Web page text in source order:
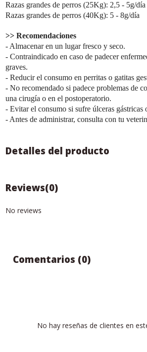
Razas grandes de perros (25Kg): 2,5 - 5g/día
Razas grandes de perros (40Kg): 5 - 8g/día
>> Recomendaciones
- Almacenar en un lugar fresco y seco.
- Contraindicado en caso de padecer
graves.
- Reducir el consumo en perritas o gatitas
- No recomendado si padece problemas de
una cirugía o en el postoperatorio.
- Evitar el consumo si sufre úlceras gástricas
- Antes de administrar, consulta con tu
Detalles del producto
Reviews(0)
No reviews
Comentarios (0)
No hay reseñas de clientes en